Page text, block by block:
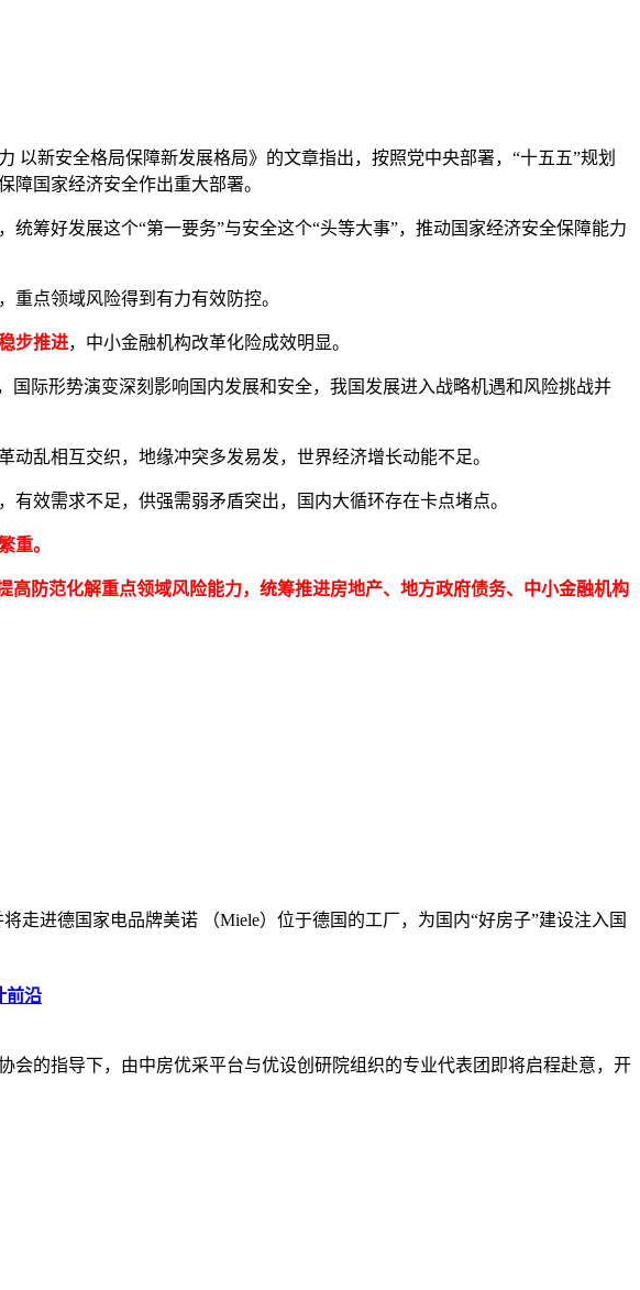
新安全格局保障新发展格局》的文章指出，按照党中央部署，“十五五”规划
国家经济安全作出重大部署。
好发展这个“第一要务”与安全这个“头等大事”，推动国家经济安全保障能力
点领域风险得到有力有效防控。
步推进，中小金融机构改革化险成效明显。
际形势演变深刻影响国内发展和安全，我国发展进入战略机遇和风险挑战并
乱相互交织，地缘冲突多发易发，世界经济增长动能不足。
效需求不足，供强需弱矛盾突出，国内大循环存在卡点堵点。
重。
高防范化解重点领域风险能力，统筹推进房地产、地方政府债务、中小金融机构
走进德国家电品牌美诺 （Miele）位于德国的工厂，为国内“好房子”建设注入国
前沿
会的指导下，由中房优采平台与优设创研院组织的专业代表团即将启程赴意，开